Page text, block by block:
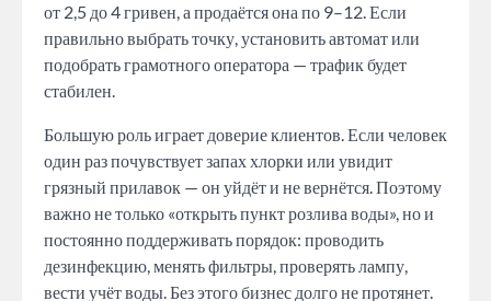
от 2,5 до 4 гривен, а продаётся она по 9–12. Если
правильно выбрать точку, установить автомат или
подобрать грамотного оператора — трафик будет
стабилен.
Большую роль играет доверие клиентов. Если человек
один раз почувствует запах хлорки или увидит
грязный прилавок — он уйдёт и не вернётся. Поэтому
важно не только «открыть пункт розлива воды», но и
постоянно поддерживать порядок: проводить
дезинфекцию, менять фильтры, проверять лампу,
вести учёт воды. Без этого бизнес долго не протянет.